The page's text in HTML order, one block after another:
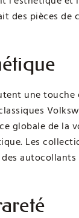
des pièces de
une touche
globale de la
Les